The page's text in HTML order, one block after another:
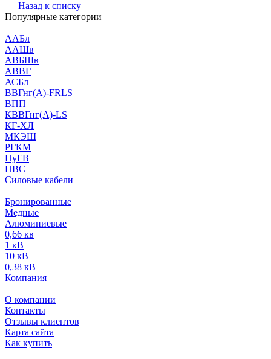
Назад к списку
Популярные категории
ААБл
ААШв
АВБШв
АВВГ
АСБл
ВВГнг(А)-FRLS
ВПП
КВВГнг(А)-LS
КГ-ХЛ
МКЭШ
РГКМ
ПуГВ
ПВС
Силовые кабели
Бронированные
Медные
Алюминиевые
0,66 кв
1 кВ
10 кВ
0,38 кВ
Компания
О компании
Контакты
Отзывы клиентов
Карта сайта
Как купить